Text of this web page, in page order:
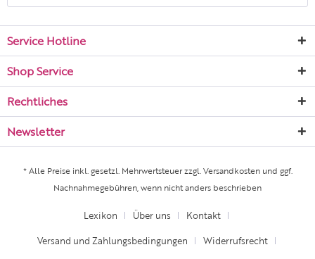
Service Hotline
Shop Service
Rechtliches
Newsletter
* Alle Preise inkl. gesetzl. Mehrwertsteuer zzgl.Versandkostenund ggf.
Nachnahmegebühren, wenn nicht anders beschrieben
Lexikon Über uns Kontakt
Versand und Zahlungsbedingungen Widerrufsrecht